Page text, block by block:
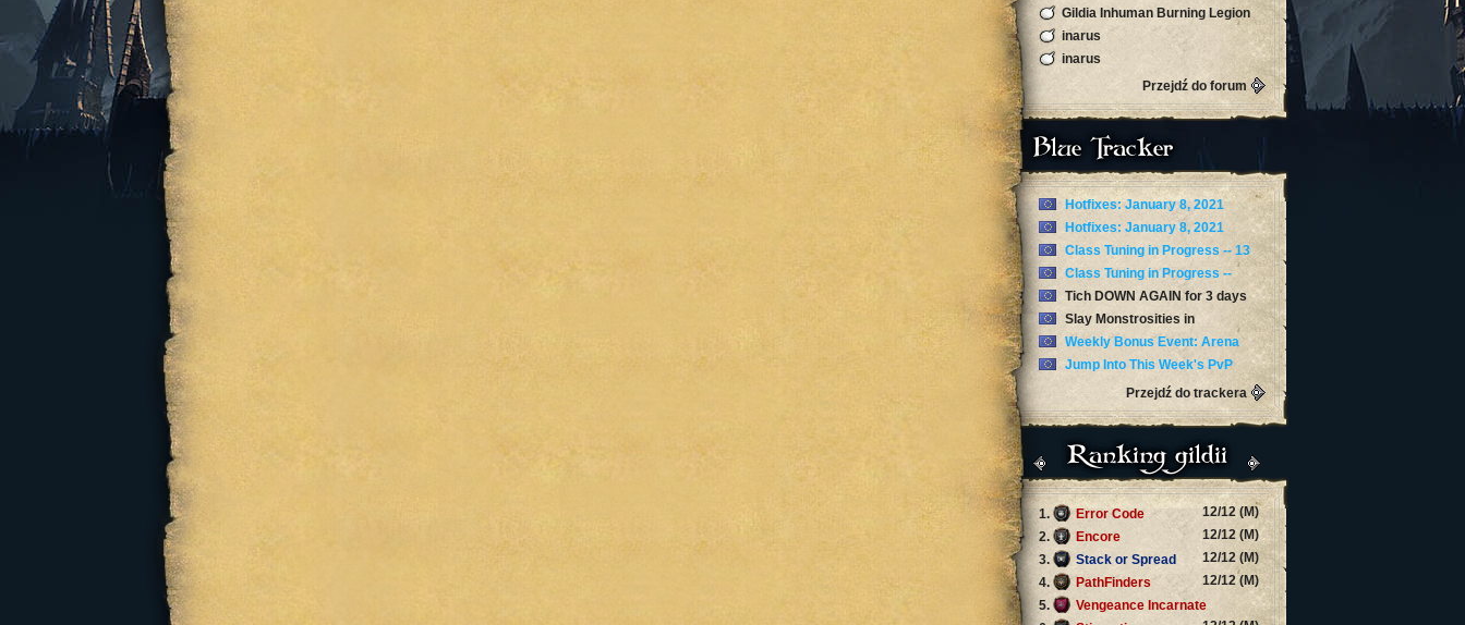
Gildia Inhuman Burning Legion
Horda Zapraszamy
inarus
inarus
Przejdź do forum
Blue Tracker
Hotfixes: January 8, 2021
Hotfixes: January 8, 2021
Class Tuning in Progress -- 13
JanuaryClass Tuning in Progress --
January 12
Tich DOWN AGAIN for 3 days
now Slay Monstrosities in
Torghast’s Twisting Corridors
Weekly Bonus Event: Arena
Skirmishes
Jump Into This Week's PvP
Przejdź do trackera
Ranking gildii
1. Error Code
12/12 (M)
2.
Encore
12/12 (M)
3.
Stack or Spread
12/12 (M)
4.
PathFinders
12/12 (M)
5.
Vengeance Incarnate
12/12 (M)